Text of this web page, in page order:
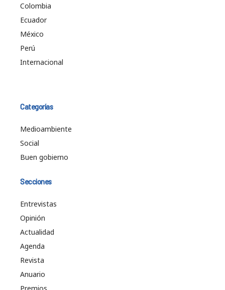
Colombia
Ecuador
México
Perú
Internacional
Categorías
Medioambiente
Social
Buen gobierno
Secciones
Entrevistas
Opinión
Actualidad
Agenda
Revista
Anuario